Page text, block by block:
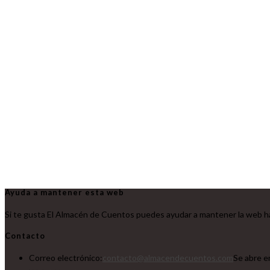
Ayuda a mantener esta web
Si te gusta El Almacén de Cuentos puedes ayudar a mantener la web
Contacto
Correo electrónico:
Se abre